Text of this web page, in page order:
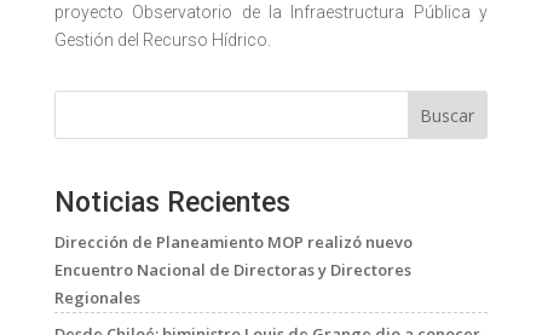
proyecto Observatorio de la Infraestructura Pública y
Gestión del Recurso Hídrico.
Buscar
Noticias Recientes
Dirección de Planeamiento MOP realizó nuevo
Encuentro Nacional de Directoras y Directores
Regionales